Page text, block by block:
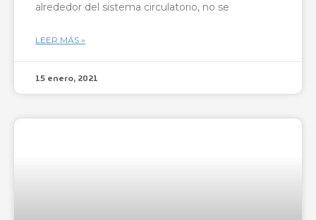
alrededor del sistema circulatorio, no se
LEER MÁS »
15 enero, 2021